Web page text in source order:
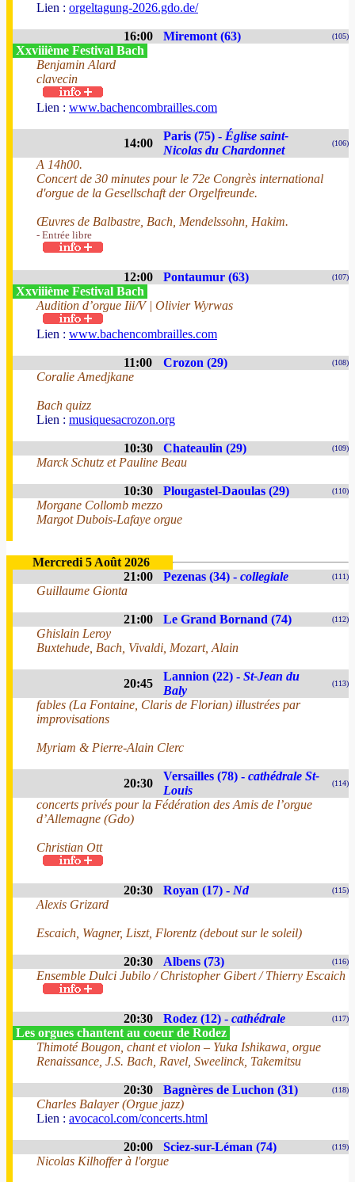
Lien : orgeltagung-2026.gdo.de/
16:00 Miremont (63) (105)
Xxviiième Festival Bach
Benjamin Alard
clavecin
Lien : www.bachencombrailles.com
14:00
Paris (75) - Église saint-
Nicolas du Chardonnet
(106)
A 14h00.
Concert de 30 minutes pour le 72e Congrès international
d'orgue de la Gesellschaft der Orgelfreunde.
Œuvres de Balbastre, Bach, Mendelssohn, Hakim.
- Entrée libre
12:00 Pontaumur (63) (107)
Xxviiième Festival Bach
Audition d’orgue Iii/V | Olivier Wyrwas
Lien : www.bachencombrailles.com
11:00 Crozon (29) (108)
Coralie Amedjkane
Bach quizz
Lien : musiquesacrozon.org
10:30 Chateaulin (29) (109)
Marck Schutz et Pauline Beau
10:30 Plougastel-Daoulas (29) (110)
Morgane Collomb mezzo
Margot Dubois-Lafaye orgue
Mercredi 5 Août 2026
21:00
Pezenas (34) - collegiale (111)
Guillaume Gionta
21:00 Le Grand Bornand (74) (112)
Ghislain Leroy
Buxtehude, Bach, Vivaldi, Mozart, Alain
20:45
Lannion (22) - St-Jean du
Baly
(113)
fables (La Fontaine, Claris de Florian) illustrées par
improvisations
Myriam & Pierre-Alain Clerc
20:30
Versailles (78) - cathédrale St-
Louis
(114)
concerts privés pour la Fédération des Amis de l’orgue
d’Allemagne (Gdo)
Christian Ott
20:30 Royan (17) - Nd (115)
Alexis Grizard
Escaich, Wagner, Liszt, Florentz (debout sur le soleil)
20:30 Albens (73) (116)
Ensemble Dulci Jubilo / Christopher Gibert / Thierry Escaich
20:30 Rodez (12) - cathédrale (117)
Les orgues chantent au coeur de Rodez
Thimoté Bougon, chant et violon – Yuka Ishikawa, orgue
Renaissance, J.S. Bach, Ravel, Sweelinck, Takemitsu
20:30 Bagnères de Luchon (31) (118)
Charles Balayer (Orgue jazz)
Lien : avocacol.com/concerts.html
20:00 Sciez-sur-Léman (74) (119)
Nicolas Kilhoffer à l'orgue